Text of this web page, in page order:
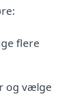
flere
og vælge